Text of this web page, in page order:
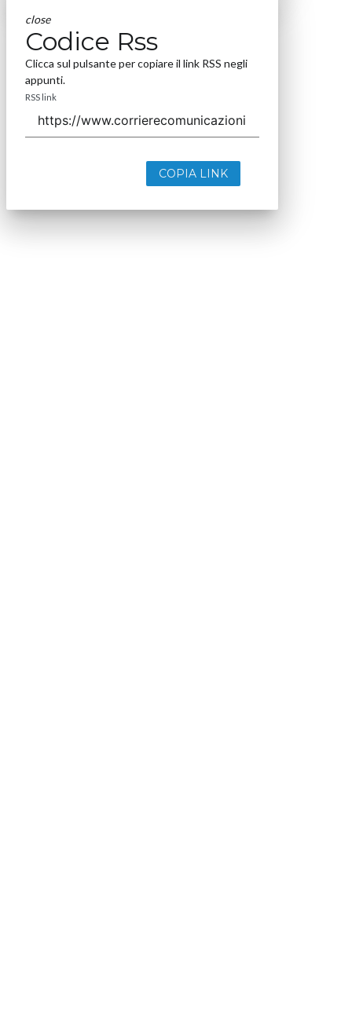
close
Codice Rss
Clicca sul pulsante per copiare il link RSS negli
appunti.
RSS link
COPIA LINK